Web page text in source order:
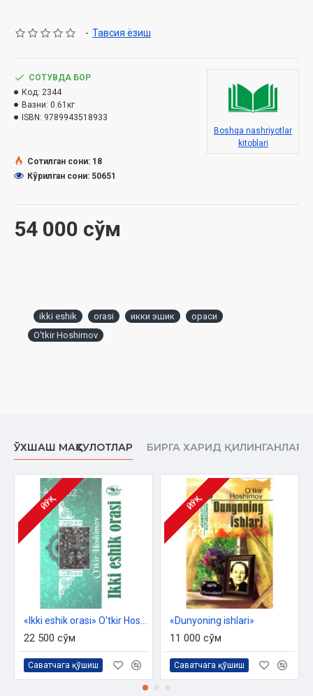
Sana:
2026-yil
Hajmi:672 bet
Muqovasi: qattiq
- Тавсия ёзиш
54 000 сўм
СОТУВДА БОР
Код: 2344
Вазни: 0.61кг
ISBN: 9789943518933
Boshqa nashriyotlar
kitoblari
Сотилган сони: 18
Кўрилган сони: 50651
ikki eshik orasi икки эшик
ораси
O'tkir Hoshimov
ЎХШАШ МАҲСУЛОТЛАР БИРГА ХАРИД ҚИЛИНГАНЛАР
ЙЎҚ
22 500 сўм
Саватчага қўшиш
ЙЎҚ
«Dunyoning ishlari»
11 000 сўм
Саватчага қўшиш